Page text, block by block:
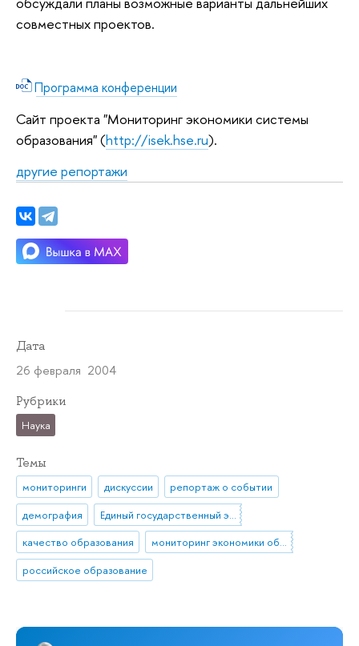
совместных проектов.
Программа конференции
Сайт проекта "Мониторинг экономики системы
образования" (http://isek.hse.ru).
другие репортажи
Дата
26 февраля 2004
Рубрики
Наука
Темы
мониторинги дискуссии
репортаж о событии
демография
Единый государственный экзамен (ЕГЭ)
качество образования
мониторинг экономики образования
российское образование